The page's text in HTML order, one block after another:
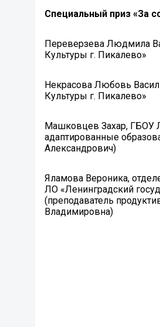
Специальный приз «За
Переверзева Людмила
Культуры г. Пикалево»
Некрасова Любовь
Культуры г. Пикалево»
Машковцев Захар, ГБОУ
адаптированные
Александрович)
Яламова Вероника,
ЛО «Ленинградский
(преподаватель
Владимировна)